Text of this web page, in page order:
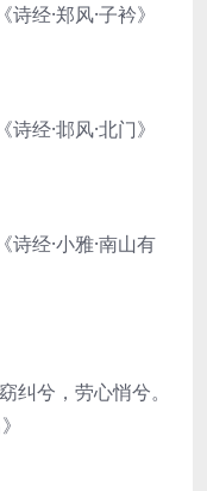
经·郑风·子衿》
经·邶风·北门》
经·小雅·南山有
兮，劳心悄兮。